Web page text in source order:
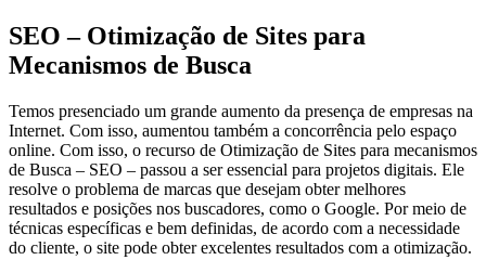
SEO – Otimização de Sites para
Mecanismos de Busca
Temos presenciado um grande aumento da presença de empresas na
Internet. Com isso, aumentou também a concorrência pelo espaço
online. Com isso, o recurso de Otimização de Sites para mecanismos
de Busca – SEO – passou a ser essencial para projetos digitais. Ele
resolve o problema de marcas que desejam obter melhores
resultados e posições nos buscadores, como o Google. Por meio de
técnicas específicas e bem definidas, de acordo com a necessidade
do cliente, o site pode obter excelentes resultados com a otimização.